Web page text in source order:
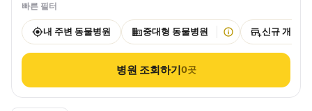
빠른 필터
내 주변 동물병원 중대형 동물병원 신규 개원
병원 조회하기0곳